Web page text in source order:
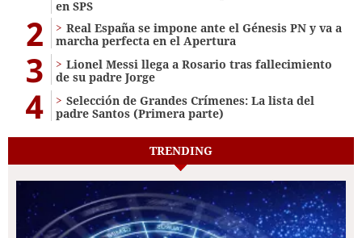
en SPS
2
Real España se impone ante el Génesis PN y va a
marcha perfecta en el Apertura
3
Lionel Messi llega a Rosario tras fallecimiento
de su padre Jorge
4
Selección de Grandes Crímenes: La lista del
padre Santos (Primera parte)
TRENDING